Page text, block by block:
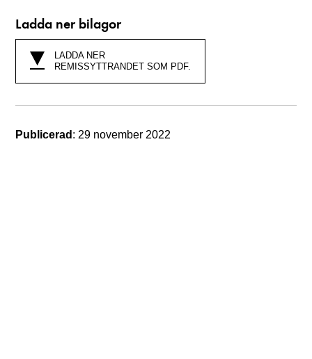
Ladda ner bilagor
LADDA NER
REMISSYTTRANDET SOM PDF.
Publicerad : 29 november 2022